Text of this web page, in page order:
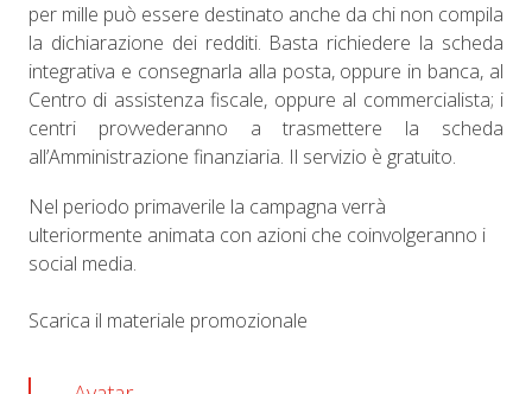
per mille può essere destinato anche da chi non compila
la dichiarazione dei redditi. Basta richiedere la scheda
integrativa e consegnarla alla posta, oppure in banca, al
Centro di assistenza fiscale, oppure al commercialista; i
centri provvederanno a trasmettere la scheda
all’Amministrazione finanziaria. Il servizio è gratuito.
Nel periodo primaverile la campagna verrà
ulteriormente animata con azioni che coinvolgeranno i
social media.
Scarica il materiale promozionale